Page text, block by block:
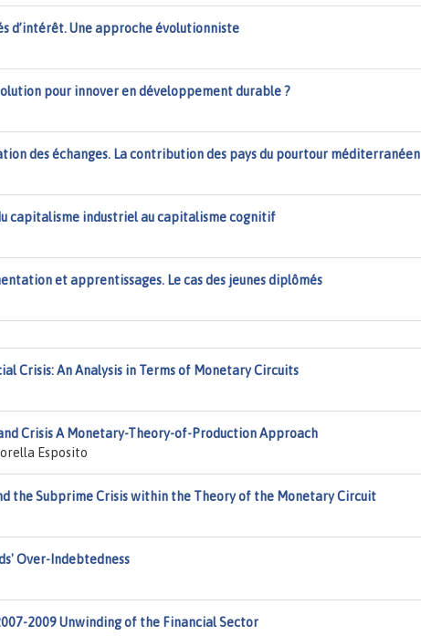
d’intérêt. Une approche évolutionniste
pour innover en développement durable ?
des échanges. La contribution des pays du pourtour méditerranéen
capitalisme industriel au capitalisme cognitif
et apprentissages. Le cas des jeunes diplômés
Crisis: An Analysis in Terms of Monetary Circuits
Crisis A Monetary-Theory-of-Production Approach
Esposito
the Subprime Crisis within the Theory of the Monetary Circuit
Over-Indebtedness
2009 Unwinding of the Financial Sector